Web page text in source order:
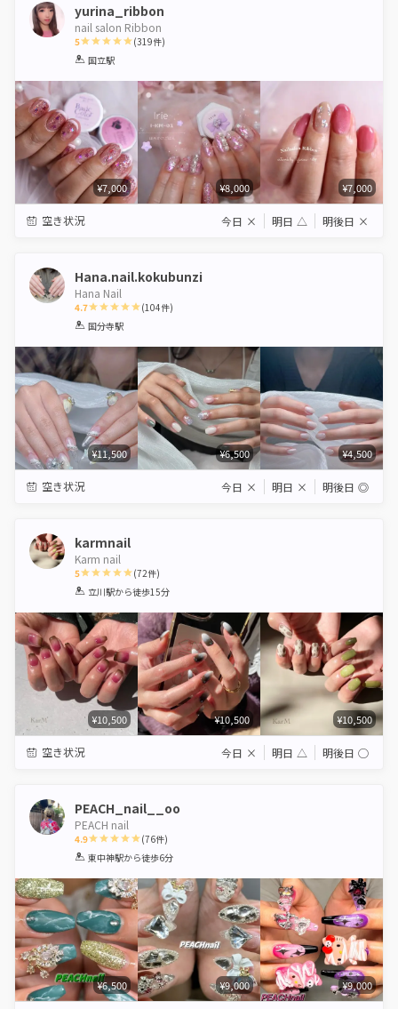
yurina_ribbon
nail salon Ribbon
5
1 2 3 4
(319件)
国立駅
¥7,000 ¥8,000 ¥7,000
空き状況 今日 × 明日 △ 明後日 ×
Hana.nail.kokubunzi
Hana Nail
4.7
1 2 3 4
(104件)
国分寺駅
¥11,500 ¥6,500 ¥4,500
空き状況 今日 × 明日 × 明後日 ◎
karmnail
Karm nail
5
1 2 3 4 5
(72件)
立川駅から徒歩15分
¥10,500 ¥10,500 ¥10,500
空き状況 今日 × 明日 △ 明後日 ◯
PEACH_nail__oo
PEACH nail
4.9
1 2 3 4 5
(76件)
東中神駅から徒歩6分
¥6,500 ¥9,000 ¥9,000